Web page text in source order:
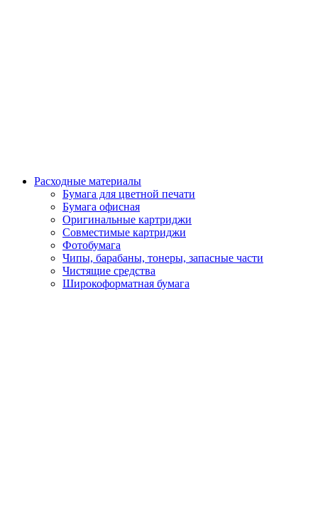
Расходные материалы
Бумага для цветной печати
Бумага офисная
Оригинальные картриджи
Совместимые картриджи
Фотобумага
Чипы, барабаны, тонеры, запасные части
Чистящие средства
Широкоформатная бумага